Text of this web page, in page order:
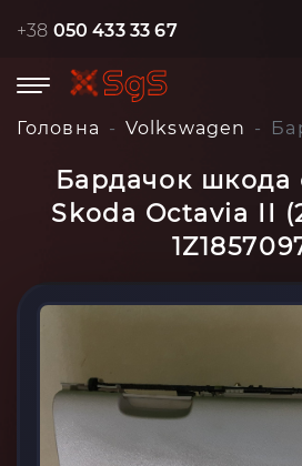
+38 050 433 33 67
Головна Volkswagen
Бардачок шкода
Skoda Octavia II